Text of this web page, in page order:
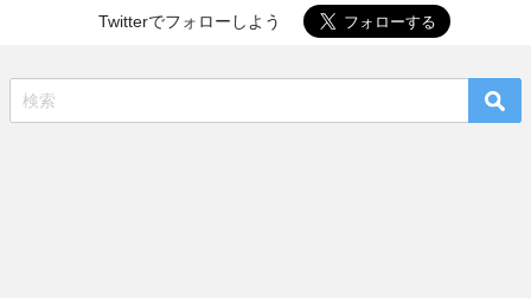
Twitterでフォローしよう